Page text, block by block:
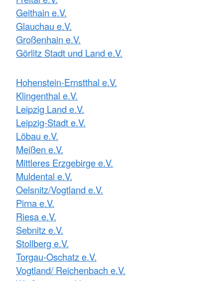
Geithain e.V.
Glauchau e.V.
Großenhain e.V.
Görlitz Stadt und Land e.V.
Hohenstein-Ernstthal e.V.
Klingenthal e.V.
Leipzig Land e.V.
Leipzig-Stadt e.V.
Löbau e.V.
Meißen e.V.
Mittleres Erzgebirge e.V.
Muldental e.V.
Oelsnitz/Vogtland e.V.
Pirna e.V.
Riesa e.V.
Sebnitz e.V.
Stollberg e.V.
Torgau-Oschatz e.V.
Vogtland/ Reichenbach e.V.